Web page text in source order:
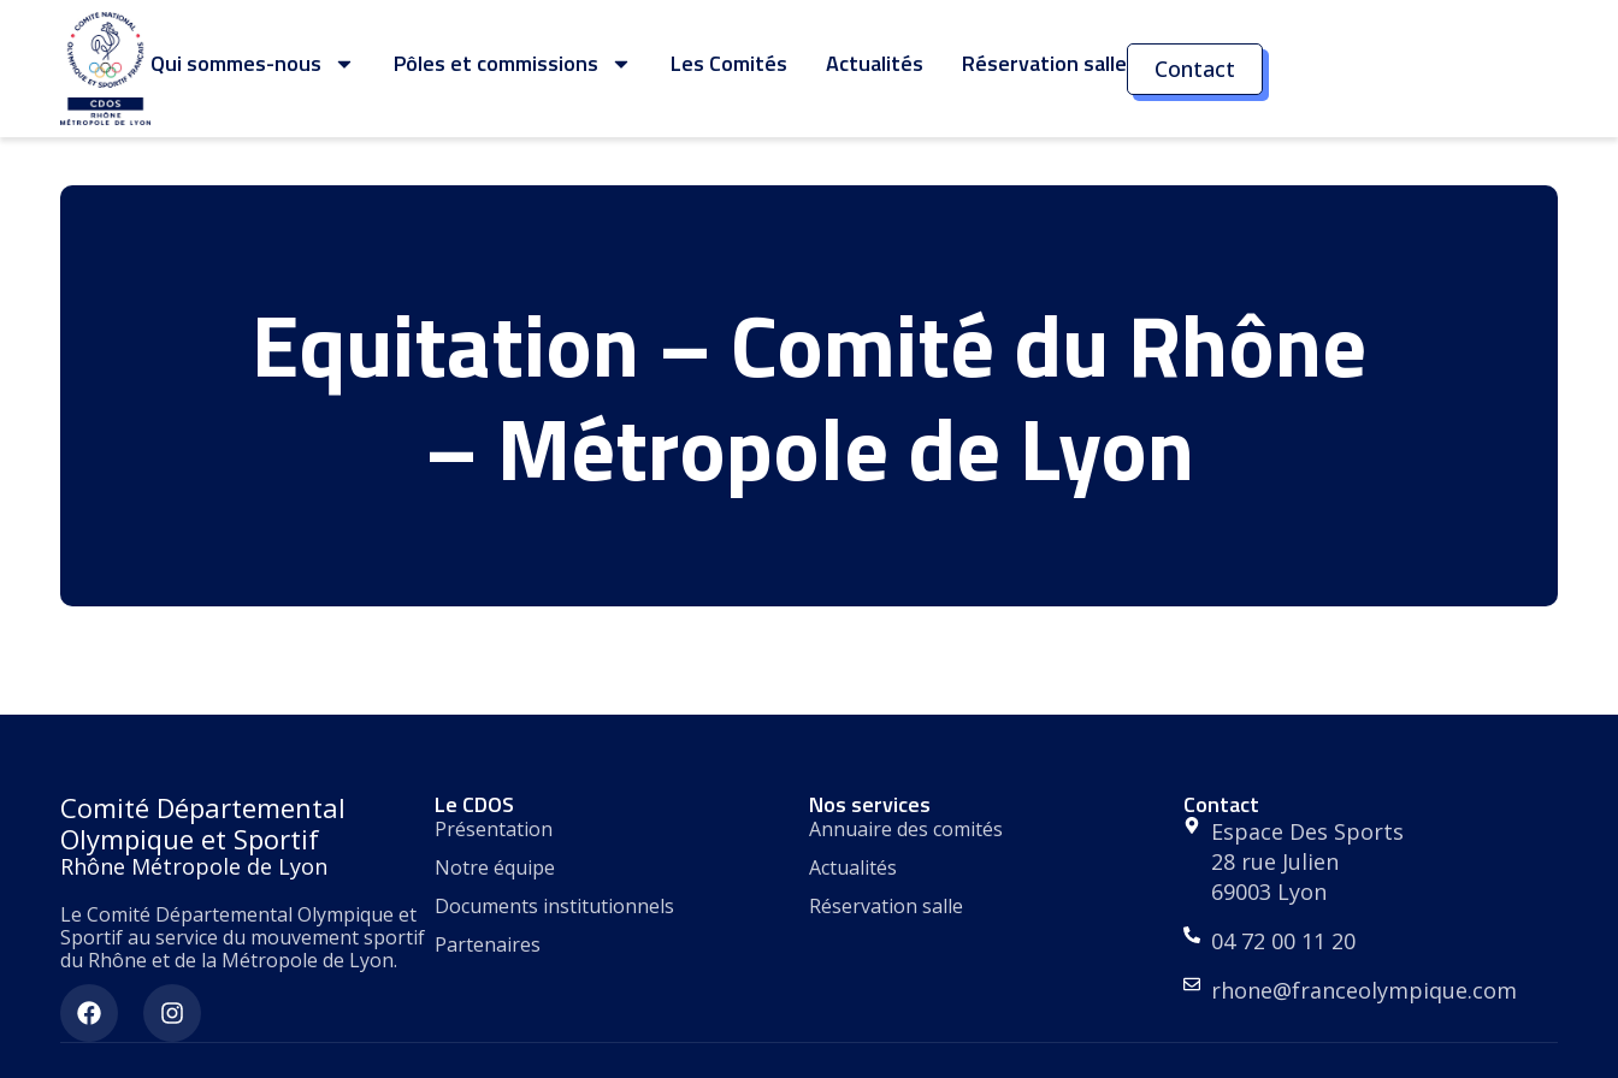
Qui sommes-nous Pôles et commissions Les Comités Actualités Réservation salle Contact
Equitation – Comité du Rhône
– Métropole de Lyon
Comité Départemental
Olympique et Sportif
Rhône Métropole de Lyon
Le Comité Départemental Olympique et
Sportif au service du mouvement sportif
du Rhône et de la Métropole de Lyon.
Le CDOS
Présentation
Notre équipe
Documents institutionnels
Partenaires
Nos services
Annuaire des comités
Actualités
Réservation salle
Contact
Espace Des Sports
28 rue Julien
69003 Lyon
04 72 00 11 20
rhone@franceolympique.com